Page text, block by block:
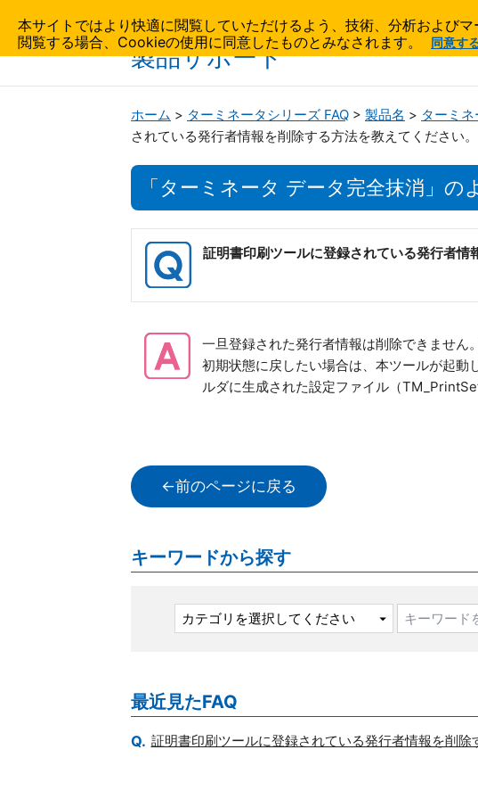
AIDATA
製品サポート
ホーム > ターミネータシリーズ FAQ > 製品名 > ターミ
されている発行者情報を削除する方法を教えてください。
「ターミネータ データ完全抹消」の
証明書印刷ツールに登録されている発行者情
一旦登録された発行者情報は削除できません
初期状態に戻したい場合は、本ツールが起動
ルダに生成された設定ファイル（
←前のページに戻る
キーワードから探す
最近見たFAQ
証明書印刷ツールに登録されている発行者情報を削除
本サイトではより快適に閲覧していただけるよう、技術、分析および
閲覧する場合、Cookieの使用に同意したものとみなされます。
同意す